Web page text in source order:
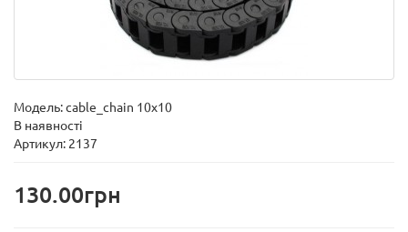
Модель:cable_chain 10x10
В наявності
Артикул: 2137
130.00грн